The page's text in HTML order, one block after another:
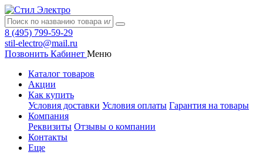
8 (495) 799-59-29
stil-electro@mail.ru
Позвонить Кабинет Меню
Каталог товаров
Акции
Как купить
Условия доставки Условия оплаты Гарантия на товары
Компания
Реквизиты Отзывы о компании
Контакты
Еще